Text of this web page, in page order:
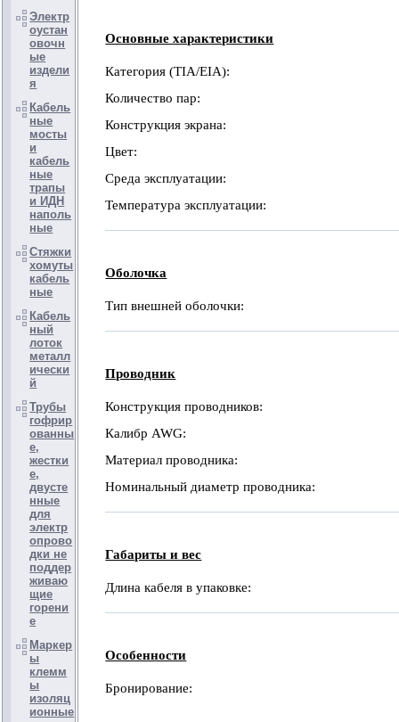
Электр
оустан
овочн
ые
издели
я
Кабель
ные
мосты
и
кабель
ные
трапы
и ИДН
наполь
ные
Стяжки
хомуты
кабель
ные
Кабель
ный
лоток
металл
ически
й
Трубы
гофрир
ованны
е,
жестки
е,
двусте
нные
для
электр
опрово
дки не
поддер
живаю
щие
горени
е
Маркер
ы
клемм
ы
изоляц
ионные
Основные характеристики
Категория (TIA/EIA):
Количество пар:
Конструкция экрана:
Цвет:
Среда эксплуатации:
Температура эксплуатации:
Оболочка
Тип внешней оболочки:
Проводник
Конструкция проводников:
Калибр AWG:
Материал проводника:
Номинальный диаметр проводника:
Габариты и вес
Длина кабеля в упаковке:
Особенности
Бронирование: